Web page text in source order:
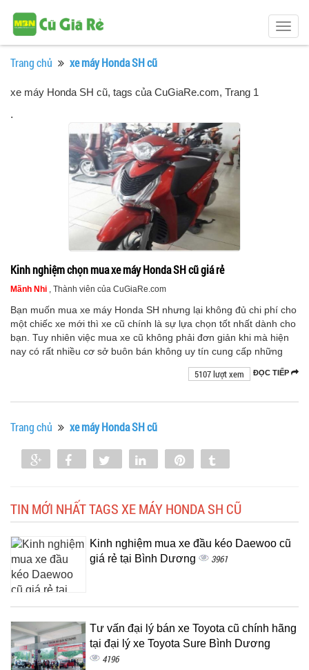
Trang chủ xe máy Honda SH cũ
xe máy Honda SH cũ, tags của CuGiaRe.com, Trang 1
.
Kinh nghiệm chọn mua xe máy Honda SH cũ giá rẻ
Mãnh Nhi , Thành viên của CuGiaRe.com
Bạn muốn mua xe máy Honda SH nhưng lại không đủ chi phí cho
một chiếc xe mới thì xe cũ chính là sự lựa chọn tốt nhất dành cho
bạn. Tuy nhiên việc mua xe cũ không phải đơn giản khi mà hiện
nay có rất nhiều cơ sở buôn bán không uy tín cung cấp những
ĐỌC TIẾP
5107 lượt xem
Trang chủ xe máy Honda SH cũ
Share Share Tweet Share
TIN MỚI NHẤT TAGS XE MÁY HONDA SH CŨ
Kinh nghiệm mua xe đầu kéo Daewoo cũ
giá rẻ tại Bình Dương
3961
Tư vấn đại lý bán xe Toyota cũ chính hãng
tại đại lý xe Toyota Sure Bình Dương
4196